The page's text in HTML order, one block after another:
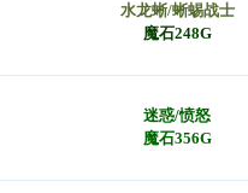
水龙蜥/蜥蜴战士
魔石248G
迷惑/愤怒
魔石356G